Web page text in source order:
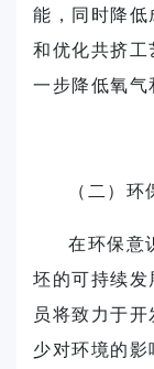
能，同时降
和优化共挤
一步降低氧气
（二）
在环保意
坯的可持续
员将致力于
少对环境的